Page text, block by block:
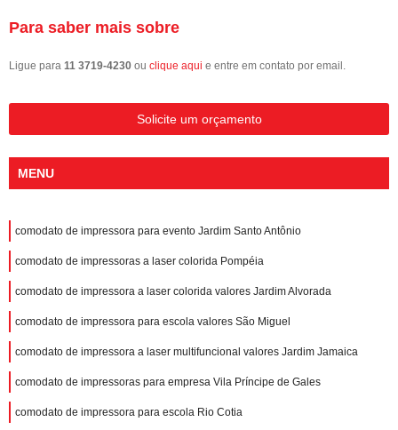
Para saber mais sobre
Ligue para 11 3719-4230 ou clique aqui e entre em contato por email.
Solicite um orçamento
MENU
comodato de impressora para evento Jardim Santo Antônio
comodato de impressoras a laser colorida Pompéia
comodato de impressora a laser colorida valores Jardim Alvorada
comodato de impressora para escola valores São Miguel
comodato de impressora a laser multifuncional valores Jardim Jamaica
comodato de impressoras para empresa Vila Príncipe de Gales
comodato de impressora para escola Rio Cotia